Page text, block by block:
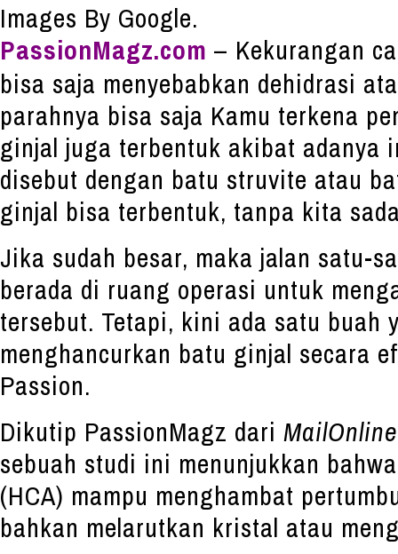
Images By Google.
PassionMagz.com – Kekurangan
bisa saja menyebabkan dehidrasi
parahnya bisa saja Kamu terkena
ginjal juga terbentuk akibat adanya
disebut dengan batu struvite atau
ginjal bisa terbentuk, tanpa kita
Jika sudah besar, maka jalan satu-
berada di ruang operasi untuk
tersebut. Tetapi, kini ada satu buah
menghancurkan batu ginjal secara
Passion.
Dikutip PassionMagz dari
sebuah studi ini menunjukkan
(HCA) mampu menghambat
bahkan melarutkan kristal atau